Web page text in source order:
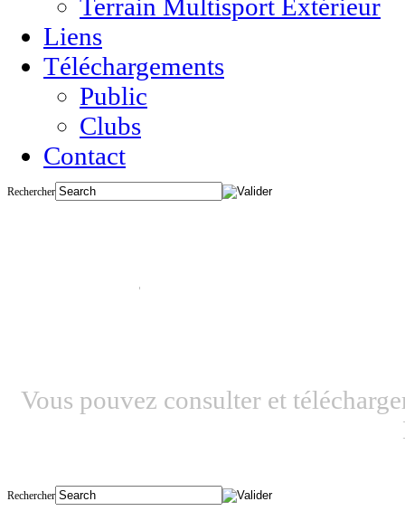
Terrain Multisport Extérieur
Liens
Téléchargements
Public
Clubs
Contact
Rechercher
Vous pouvez consulter et
Rechercher